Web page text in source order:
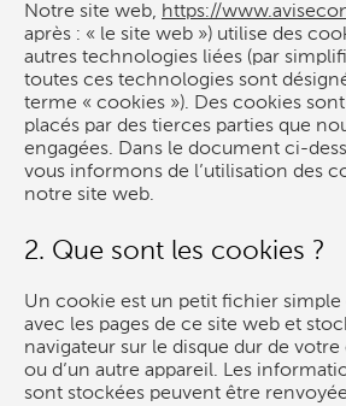
Notre site web, https://
après : « le site web ») utilise des
autres technologies liées (par
toutes ces technologies sont
terme « cookies »). Des cookies
placés par des tierces parties que
engagées. Dans le document ci-
vous informons de l’utilisation des
notre site web.
2. Que sont les cookies ?
Un cookie est un petit fichier simple
avec les pages de ce site web et
navigateur sur le disque dur de
ou d’un autre appareil. Les
sont stockées peuvent être